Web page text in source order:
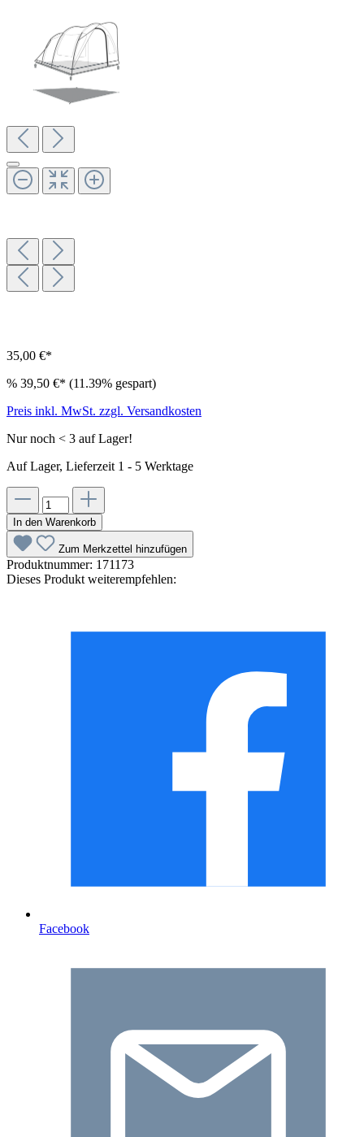
35,00 €*
% 39,50 €* (11.39% gespart)
Preis inkl. MwSt. zzgl. Versandkosten
Nur noch < 3 auf Lager!
Auf Lager, Lieferzeit 1 - 5 Werktage
In den Warenkorb
Zum Merkzettel hinzufügen
Produktnummer: 171173
Dieses Produkt weiterempfehlen:
Facebook